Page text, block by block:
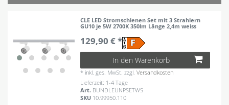
CLE LED Stromschienen Set mit 3 Strahlern
GU10 je 5W 2700K 350lm Länge 2,4m weiss
129,90 € *
In den Warenkorb
* inkl. ges. MwSt. zzgl.Versandkosten
Lieferzeit: 1-4 Tage
Art. BUNDLEUNPSETWS
SKU 10.99950.110